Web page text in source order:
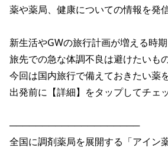
薬や薬局、健康についての情報を発
新生活やGWの旅行計画が増える時
旅先での急な体調不良は避けたいもの
今回は国内旅行で備えておきたい薬
出発前に【詳細】をタップしてチェ
────────────────────
全国に調剤薬局を展開する「アイン